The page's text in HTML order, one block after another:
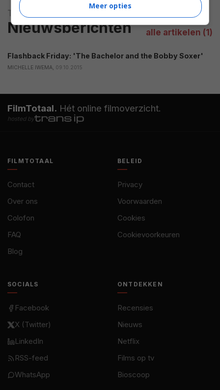
alle artikelen (1)
The Bachelor and the Bobby-Soxer
Nieuwsberichten
Flashback Friday: 'The Bachelor and the Bobby Soxer'
MICHELLE IWEMA, 09.10.2015
FilmTotaal. Hét online filmoverzicht.
hosted by
FILMTOTAAL
Contact
Over ons
Colofon
FAQ
Blog
BELEID
Privacy
Voorwaarden
Cookies
Cookievoorkeuren
SOCIALS
Facebook
X (Twitter)
LinkedIn
RSS-feed
WhatsApp
ONTDEKKEN
Recensies
Nieuws
Netflix
Films op tv
Bioscoop
Meer opties